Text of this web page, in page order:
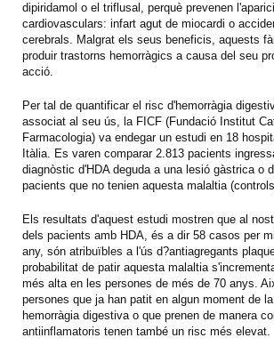
dipiridamol o el triflusal, perquè prevenen
cardiovasculars: infart agut de miocardi o
cerebrals. Malgrat els seus beneficis, aquests
produir trastorns hemorràgics a causa del seu
acció.
Per tal de quantificar el risc d'hemorràgia
associat al seu ús, la FICF (Fundació Institut
Farmacologia) va endegar un estudi en 18
Itàlia. Es varen comparar 2.813 pacients
diagnòstic d'HDA deguda a una lesió gàstrica o
pacients que no tenien aquesta malaltia
Els resultats d'aquest estudi mostren que al
dels pacients amb HDA, és a dir 58 casos per
any, són atribuïbles a l'ús d?antiagregants
probabilitat de patir aquesta malaltia
més alta en les persones de més de 70 anys.
persones que ja han patit en algun moment de
hemorràgia digestiva o que prenen de manera
antiinflamatoris tenen també un risc més elevat.